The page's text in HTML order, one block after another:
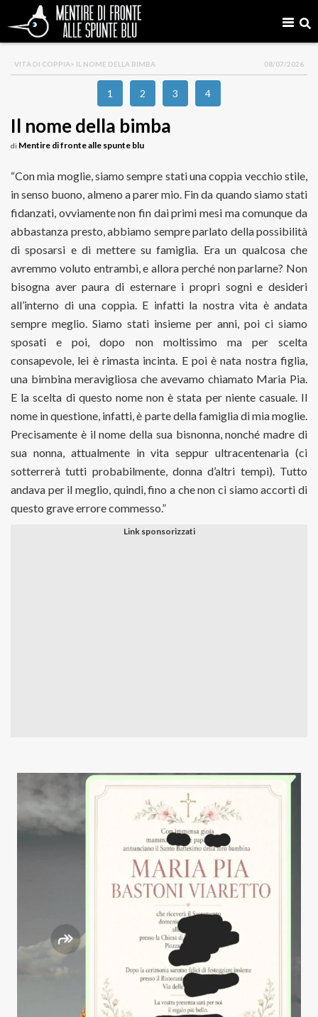
VITA DI COPPIA> IL NOME DELLA BIMBA 08/07/2026
1 2 3 4
Il nome della bimba
di Mentire di fronte alle spunte blu
“Con mia moglie, siamo sempre stati una coppia vecchio stile,
in senso buono, almeno a parer mio. Fin da quando siamo stati
fidanzati, ovviamente non fin dai primi mesi ma comunque da
abbastanza presto, abbiamo sempre parlato della possibilità
di sposarsi e di mettere su famiglia. Era un qualcosa che
avremmo voluto entrambi, e allora perché non parlarne? Non
bisogna aver paura di esternare i propri sogni e desideri
all’interno di una coppia. E infatti la nostra vita è andata
sempre meglio. Siamo stati insieme per anni, poi ci siamo
sposati e poi, dopo non moltissimo ma per scelta
consapevole, lei è rimasta incinta. E poi è nata nostra figlia,
una bimbina meravigliosa che avevamo chiamato Maria Pia.
E la scelta di questo nome non è stata per niente casuale. Il
nome in questione, infatti, è parte della famiglia di mia moglie.
Precisamente è il nome della sua bisnonna, nonché madre di
sua nonna, attualmente in vita seppur ultracentenaria (ci
sotterrerà tutti probabilmente, donna d’altri tempi). Tutto
andava per il meglio, quindi, fino a che non ci siamo accorti di
questo grave errore commesso.”